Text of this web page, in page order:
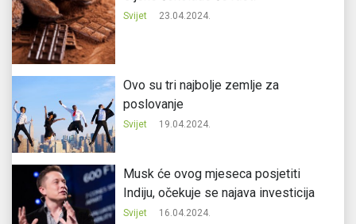
Svijet 23.04.2024.
Ovo su tri najbolje zemlje za
poslovanje
Svijet 19.04.2024.
Musk će ovog mjeseca posjetiti
Indiju, očekuje se najava investicija
Svijet 16.04.2024.